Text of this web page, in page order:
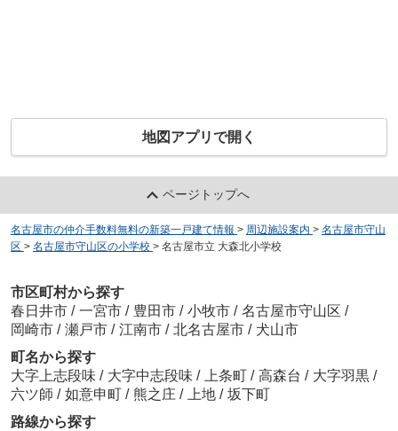
地図アプリで開く
ページトップへ
名古屋市の仲介手数料無料の新築一戸建て情報 > 周辺施設案内 > 名古屋市守山
区 > 名古屋市守山区の小学校 > 名古屋市立 大森北小学校
市区町村から探す
春日井市 / 一宮市 / 豊田市 / 小牧市 / 名古屋市守山区 /
岡崎市 / 瀬戸市 / 江南市 / 北名古屋市 / 犬山市
町名から探す
大字上志段味 / 大字中志段味 / 上条町 / 高森台 / 大字羽黒 /
六ツ師 / 如意申町 / 熊之庄 / 上地 / 坂下町
路線から探す